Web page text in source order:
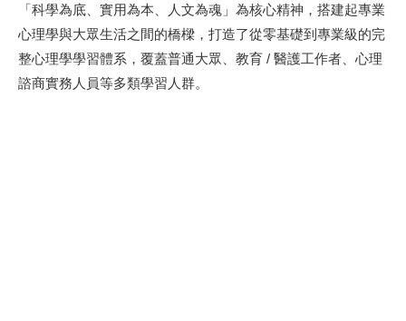
「科學為底、實用為本、人文為魂」為核心精神，搭建起專業
心理學與大眾生活之間的橋樑，打造了從零基礎到專業級的完
整心理學學習體系，覆蓋普通大眾、教育 / 醫護工作者、心理
諮商實務人員等多類學習人群。